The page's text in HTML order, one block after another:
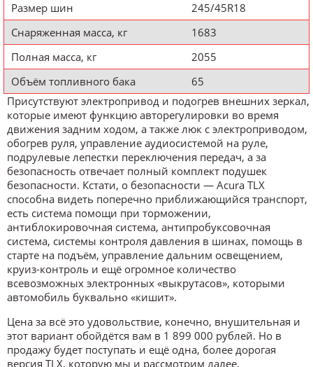
Размер шин
245/45R18
Снаряженная масса, кг
1683
Полная масса, кг
2055
Объём топливного бака
65
Присутствуют электропривод и подогрев внешних зеркал,
которые имеют функцию авторегулировки во время
движения задним ходом, а также люк с электроприводом,
обогрев руля, управление аудиосистемой на руле,
подрулевые лепестки переключения передач, а за
безопасность отвечает полный комплект подушек
безопасности. Кстати, о безопасности ― Acura TLX
способна видеть поперечно приближающийся транспорт,
есть система помощи при торможении,
антиблокировочная система, антипробуксовочная
система, системы контроля давления в шинах, помощь в
старте на подъём, управление дальним освещением,
круиз-контроль и ещё огромное количество
всевозможных электронных «выкрутасов», которыми
автомобиль буквально «кишит».
Цена за всё это удовольствие, конечно, внушительная и
этот вариант обойдётся вам в 1 899 000 рублей. Но в
продажу будет поступать и ещё одна, более дорогая
версия TLX, которую мы и рассмотрим далее.